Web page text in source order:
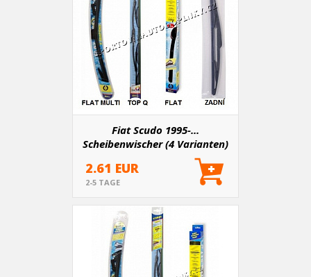
Fiat Scudo 1995-...
Scheibenwischer (4 Varianten)
2.61 EUR
2-5 TAGE